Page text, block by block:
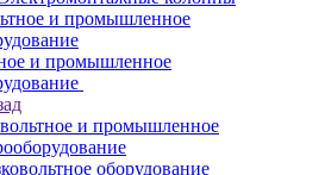
и промышленное
и промышленное